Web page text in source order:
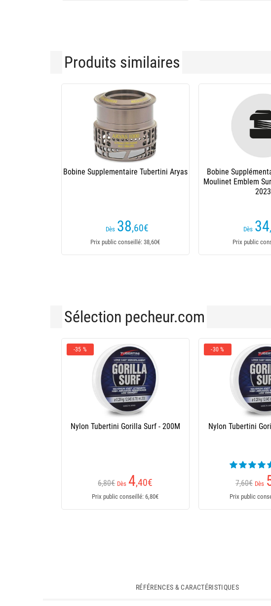
Produits similaires
Bobine Supplémentaire Pour Moulinet
Dès 36,95€
Prix public conseillé: NC
Bobine
Moulinet Big Pit
Dès 29
Prix public
Sélection pecheur.com
-35 %
Nylon Tubertini Gorilla Surf - 200M
6,80€ Dès 4,40€
Prix public conseillé: 6,80€
-30 %
Nylon Tubertini
7,60€ Dès
Prix public
RÉFÉRENCES & CARACTÉRISTIQUES